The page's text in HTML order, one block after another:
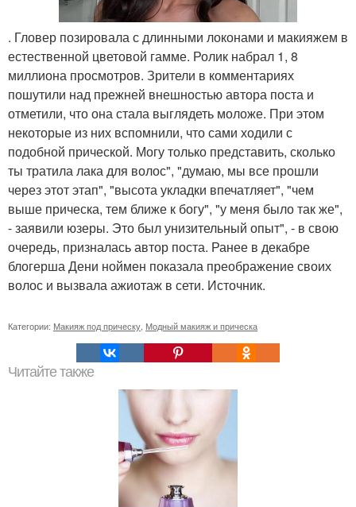
. Гловер позировала с длинными локонами и макияжем в
естественной цветовой гамме. Ролик набрал 1, 8
миллиона просмотров. Зрители в комментариях
пошутили над прежней внешностью автора поста и
отметили, что она стала выглядеть моложе. При этом
некоторые из них вспомнили, что сами ходили с
подобной прической. Могу только представить, сколько
ты тратила лака для волос", "думаю, мы все прошли
через этот этап", "высота укладки впечатляет", "чем
выше прическа, тем ближе к богу", "у меня было так же",
- заявили юзеры. Это был унизительный опыт", - в свою
очередь, призналась автор поста. Ранее в декабре
блогерша Дени ноймен показала преображение своих
волос и вызвала ажиотаж в сети. Источник.
Категории: Макияж под прическу Модный макияж и прическа
Читайте также